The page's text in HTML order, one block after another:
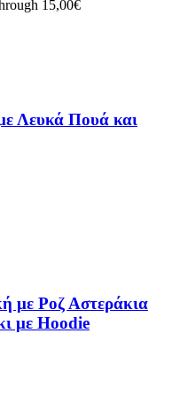
15,00€
Λευκά Πουά και
με Ροζ Αστεράκια
με Hoodie